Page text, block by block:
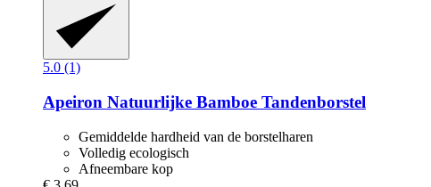
5.0 (1)
Apeiron Natuurlijke Bamboe Tandenborstel
Gemiddelde hardheid van de borstelharen
Volledig ecologisch
Afneembare kop